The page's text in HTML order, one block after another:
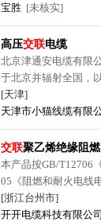
宝胜 [未核实]
高压交联电缆
北京津通安电缆有限
于北京并辐射全国，
[天津]
天津市小猫线缆有限
交联聚乙烯绝缘阻
本产品按GB/T12706
05《阻燃和耐火电线
[浙江台州市]
开开电缆科技有限公司